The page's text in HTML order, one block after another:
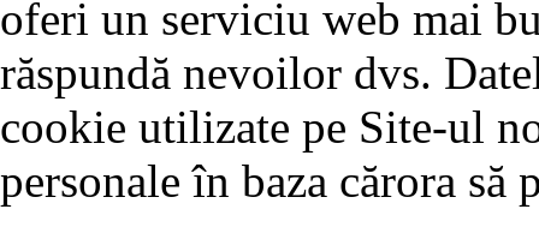
oferi un serviciu web mai
răspundă nevoilor dvs.
cookie utilizate pe Site-ul
personale în baza cărora